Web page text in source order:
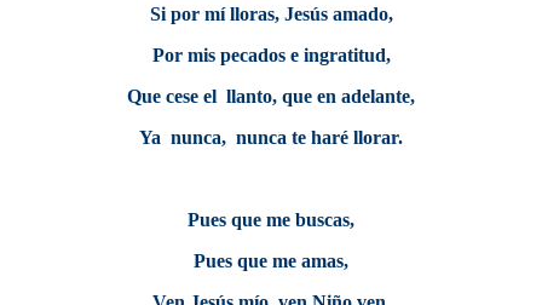
Si por mí lloras, Jesús amado,
Por mis pecados e ingratitud,
Que cese el llanto, que en adelante,
Ya nunca, nunca te haré llorar.
Pues que me buscas,
Pues que me amas,